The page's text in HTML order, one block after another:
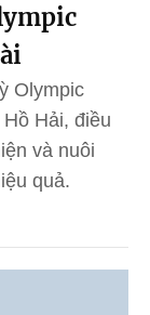
Olympic
Hải, điều
và nuôi
quả.